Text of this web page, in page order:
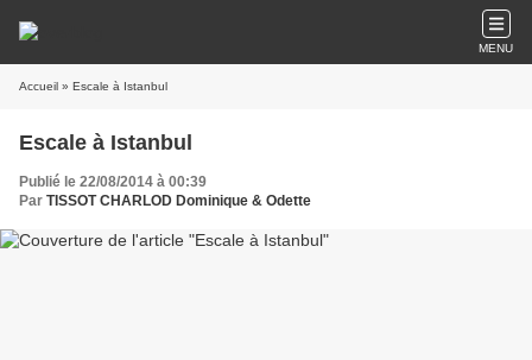
MENU
Accueil » Escale à Istanbul
Escale à Istanbul
Publié le 22/08/2014 à 00:39
Par TISSOT CHARLOD Dominique & Odette